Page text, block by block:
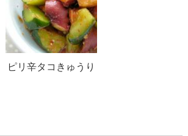
ピリ辛タコきゅうり